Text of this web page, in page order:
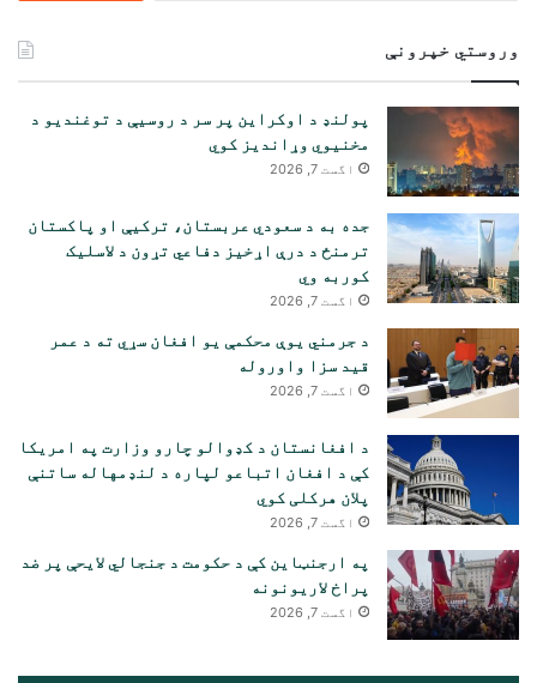
وروستي خپرونې
پولنډ د اوکراین پر سر د روسیې د توغندیو د
مخنیوي وړاندیز کوي
اگست 7, 2026
جده به د سعودي عربستان، ترکیې او پاکستان
ترمنځ د درې اړخیز دفاعي تړون د لاسلیک
کوربه وي
اگست 7, 2026
د جرمني یوې محکمې یو افغان سړي ته د عمر
قید سزا واوروله
اگست 7, 2026
د افغانستان د کډوالو چارو وزارت په امریکا
کې د افغان اتباعو لپاره د لنډمهاله ساتنې
پلان هرکلی کوي
اگست 7, 2026
په ارجنټاین کې د حکومت د جنجالي لایحې پر ضد
پراخ لاریونونه
اگست 7, 2026